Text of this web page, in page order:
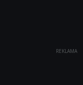
REKLAMA